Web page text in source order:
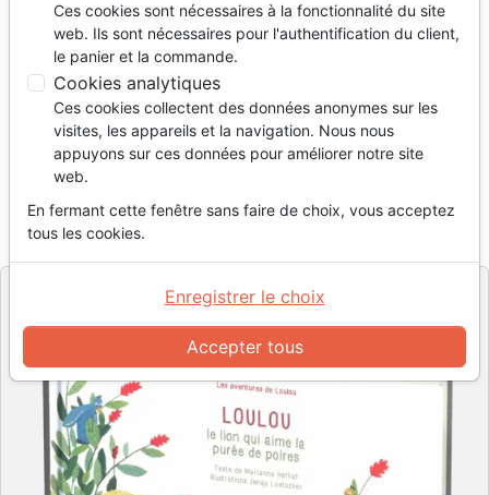
Accueil Livres Enfants 4 à 6 ans
Histoires
Loulou - Le lion qui aime la purée de poires
Loulou
Le lion qui aime la purée de poires
Auteur :Marianne Hefhaf| Illustrateur :Jenay
Loetscher
RéférenceLLBCH6509 EAN9782940565092
Editeur Ligue pour la Lecture de la Bible Suisse
Ces cookies sont nécessaires à la fonctionnalité du site
web. Ils sont nécessaires pour l'authentification du client,
le panier et la commande.
Cookies analytiques
Ces cookies collectent des données anonymes sur les
visites, les appareils et la navigation. Nous nous
appuyons sur ces données pour améliorer notre site
web.
En fermant cette fenêtre sans faire de choix, vous acceptez
tous les cookies.
Accepter tous
Enregistrer le choix